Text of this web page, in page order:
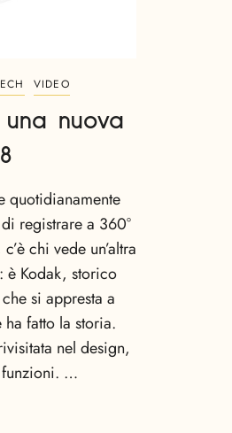
VIDEO
una nuova
quotidianamente
registrare a 360°
chi vede un’altra
è Kodak, storico
si appresta a
fatto la storia.
nel design,
funzioni. …